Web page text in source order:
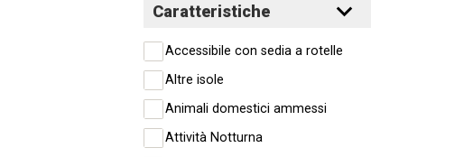
Caratteristiche
Accessibile con sedia a rotelle
Altre isole
Animali domestici ammessi
Attività Notturna